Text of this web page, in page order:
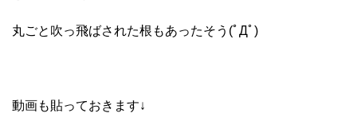
丸ごと吹っ飛ばされた根もあったそう(ﾟДﾟ)
動画も貼っておきます↓